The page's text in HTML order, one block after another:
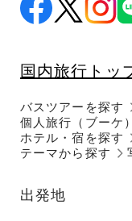
国内旅行トッ
バスツアーを探す
個人旅行（ブーケ
ホテル・宿を探す
テーマから探す
出発地